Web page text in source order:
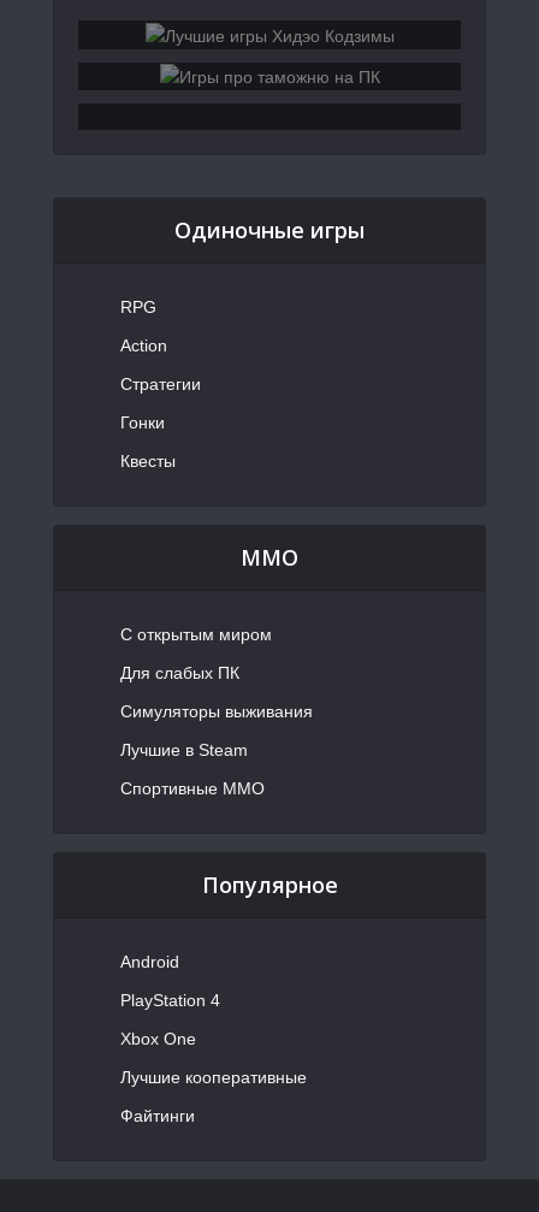
Одиночные игры
RPG
Action
Стратегии
Гонки
Квесты
MMO
С открытым миром
Для слабых ПК
Симуляторы выживания
Лучшие в Steam
Спортивные MMO
Популярное
Android
PlayStation 4
Xbox One
Лучшие кооперативные
Файтинги